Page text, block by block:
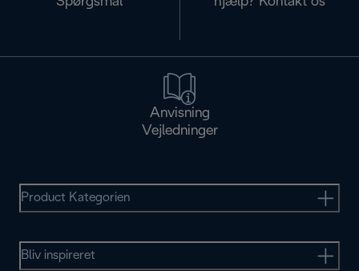
Anvisning
Vejledninger
Product Kategorien
Bliv inspireret